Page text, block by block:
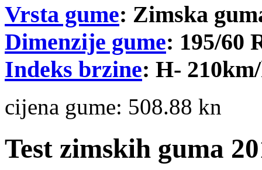
Vrsta gume: Zimska
Dimenzije gume: 195/60
Indeks brzine: H-
cijena gume: 508.88 kn
Test zimskih guma